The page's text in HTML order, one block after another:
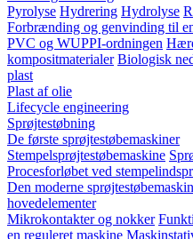
Pyrolyse Hydrering Hydrolyse
Forbrænding og genvinding til
PVC og WUPPI-ordningen
kompositmaterialer Biologisk
plast
Plast af olie
Lifecycle engineering
Sprøjtestøbning
De første sprøjtestøbemaskiner
Stempelsprøjtestøbemaskine
Procesforløbet ved
Den moderne
hovedelementer
Mikrokontakter og nokker
en reguleret maskine